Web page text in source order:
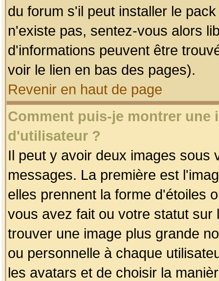
du forum s'il peut installer le
n'existe pas, sentez-vous alors
d'informations peuvent être
voir le lien en bas des pages).
Revenir en haut de page
Comment puis-je montrer une
d'utilisateur ?
Il peut y avoir deux images sous
messages. La première est
elles prennent la forme d'étoiles
vous avez fait ou votre statut
trouver une image plus grande
ou personnelle à chaque
les avatars et de choisir la